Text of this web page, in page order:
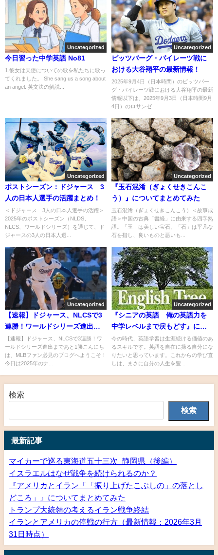
Uncategorized
今日習った中学英語 No81
1.彼女は天使についての歌を私たちに歌っ
てくれました。 She sang us a song about
an angel. 英文法の解説...
Uncategorized
ピッツバーグ・パイレーツ戦に
おける大谷翔平の最新情報！
2025年9月4日（日本時間）のピッツバー
グ・パイレーツ戦における大谷翔平の最新
情報以下は、2025年9月3日（日本時間9月
4日）のロサンゼ...
Uncategorized
ポストシーズン：ドジャース 3
人の日本人選手の活躍まとめ！
＜ドジャース 3人の日本人選手の活躍＞
2025年のポストシーズン（NLDS、
NLCS、ワールドシリーズ）を通じて、ド
ジャースの3人の日本人選...
Uncategorized
『玉石混淆（ぎょくせきこんこ
う）』についてまとめてみた
玉石混淆（ぎょくせきこんこう）＜故事成
語＞中国の古典「書経」に由来する四字熟
語。「玉」は美しい宝石、「石」は平凡な
石を指し、良いものと悪いも...
Uncategorized
【速報】ドジャース、NLCSで3
連勝！ワールドシリーズ進出ま
であと1勝
【速報】ドジャース、NLCSで3連勝！ワ
ールドシリーズ進出まであと1勝こんにち
は、MLBファン必見のブログへようこそ！
今日は2025年のナ...
Uncategorized
『シニアの英語 俺の英語力を
中学レベルまで戻もどす』につ
いてまとめてみた
今の時代、英語学習は生涯続ける価値のあ
るスキルです。英語を自在に操る自分にな
りたいと思っています。これからの学び直
しは、まさに自分の人生を豊...
検索
検索
最新記事
マイカーで巡る東海道五十三次_静岡県（後編）
イスラエルはなぜ戦争を続けられるのか？
『アメリカとイラン「「振り上げたこぶしの」の落とし
どころ」』についてまとめてみた
トランプ大統領の考えるイラン戦争終結
イランとアメリカの停戦の行方（最新情報：2026年3月
31日時点）